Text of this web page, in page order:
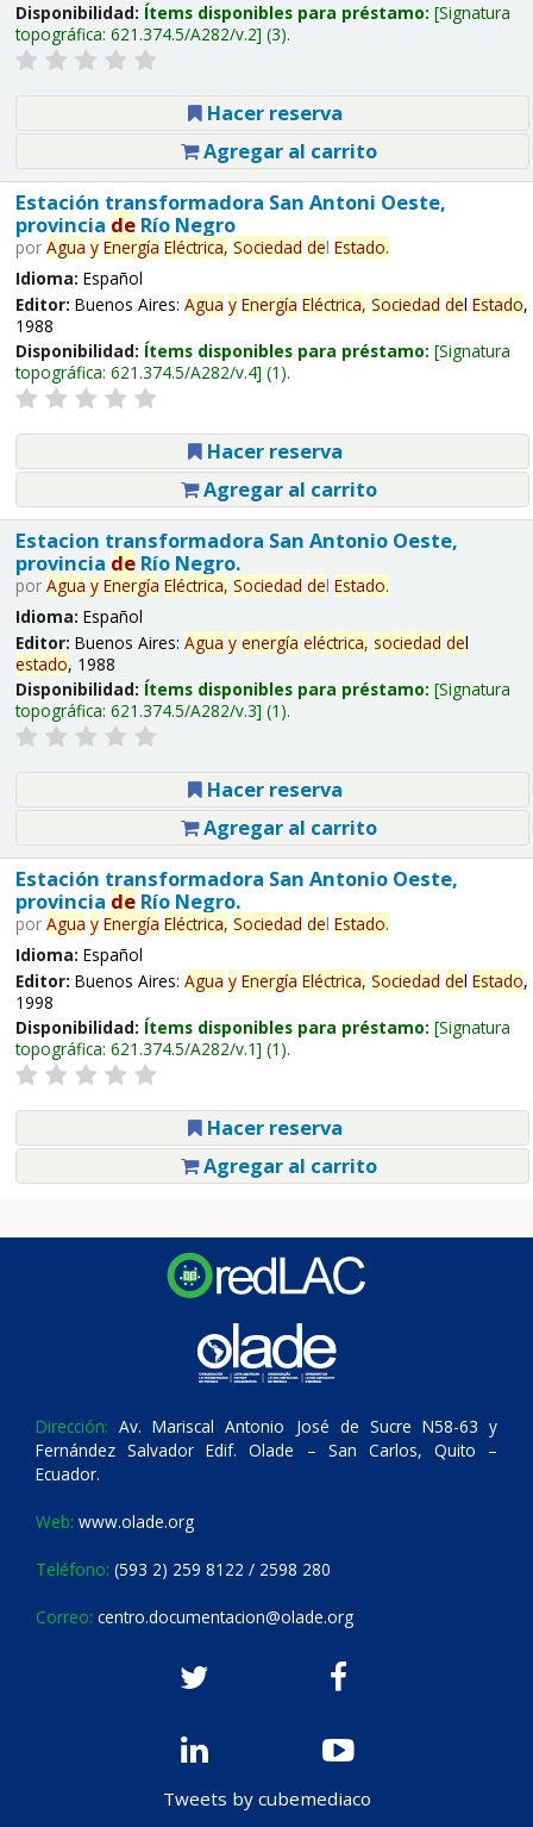
Disponibilidad: Ítems disponibles para préstamo: Signatura
topográfica: 621.374.5/A282/v.2 (3).
Hacer reserva
Agregar al carrito
Estación transformadora San Antoni Oeste,
provincia deRío Negro
por Agua y Energía Eléctrica, Sociedad del Estado.
Idioma: Español
Editor: Buenos Aires: Agua y Energía Eléctrica, Sociedad del Estado,
1988
Disponibilidad: Ítems disponibles para préstamo: Signatura
topográfica: 621.374.5/A282/v.4 (1).
Hacer reserva
Agregar al carrito
Estacion transformadora San Antonio Oeste,
provincia deRío Negro.
por Agua y Energía Eléctrica, Sociedad del Estado.
Idioma: Español
Editor: Buenos Aires: Agua y energía eléctrica, sociedad del
estado, 1988
Disponibilidad: Ítems disponibles para préstamo: Signatura
topográfica: 621.374.5/A282/v.3 (1).
Hacer reserva
Agregar al carrito
Estación transformadora San Antonio Oeste,
provincia deRío Negro.
por Agua y Energía Eléctrica, Sociedad del Estado.
Idioma: Español
Editor: Buenos Aires: Agua y Energía Eléctrica, Sociedad del Estado,
1998
Disponibilidad: Ítems disponibles para préstamo: Signatura
topográfica: 621.374.5/A282/v.1 (1).
Hacer reserva
Agregar al carrito
Dirección: Av. Mariscal Antonio José de Sucre N58-63 y
Fernández Salvador Edif. Olade – San Carlos, Quito –
Ecuador.
Web: www.olade.org
Teléfono: (593 2) 259 8122 / 2598 280
Correo: centro.documentacion@olade.org
Tweets by cubemediaco